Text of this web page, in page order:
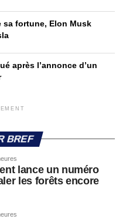
sa fortune, Elon Musk
après l’annonce d’un
BREF
lance un numéro
les forêts encore